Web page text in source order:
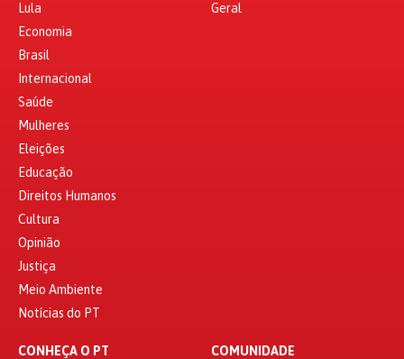
Lula
Economia
Brasil
Internacional
Saúde
Mulheres
Eleições
Educação
Direitos Humanos
Cultura
Opinião
Justiça
Meio Ambiente
Notícias do PT
Geral
CONHEÇA O PT COMUNIDADE